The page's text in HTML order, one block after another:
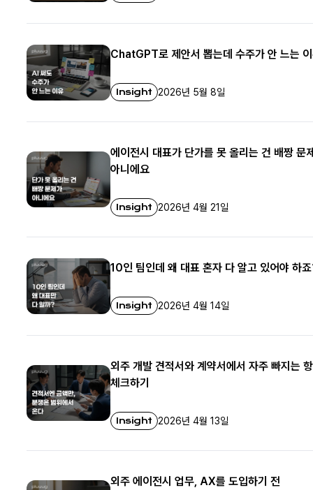
ChatGPT로 제안서 뽑는데 수주가 안 느는
Insight 2026년 5월 8일
에이전시 대표가 단가를 못 올리는 건 배짱 문
아니에요
Insight 2026년 4월 21일
10인 팀인데 왜 대표 혼자 다 알고 있어야 하
Insight 2026년 4월 14일
외주 개발 견적서와 계약서에서 자주 빠지는
체크하기
Insight 2026년 4월 13일
외주 에이전시 업무, AX를 도입하기 전